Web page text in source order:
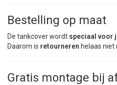
Bestelling op maat
De tankcover wordt speciaal voor
Daarom is retourneren helaas niet
Gratis montage bij